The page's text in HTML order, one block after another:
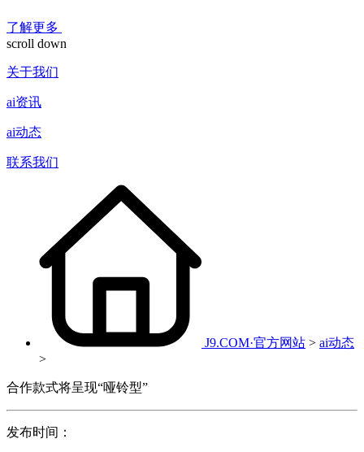
了解更多
scroll down
关于我们
ai资讯
ai动态
联系我们
J9.COM·官方网站 > ai动态
>
合作款式将呈现“哑铃型”
发布时间：